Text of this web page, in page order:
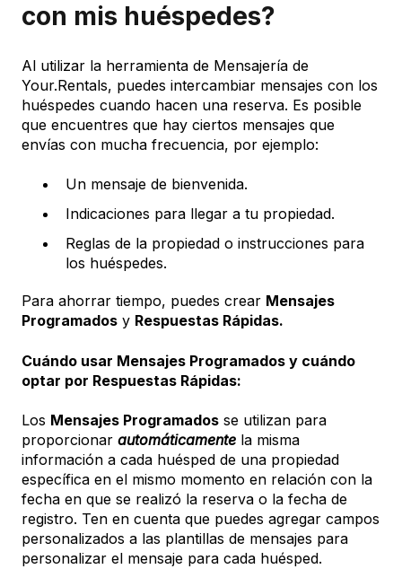
con mis huéspedes?
Al utilizar la herramienta de Mensajería de
Your.Rentals, puedes intercambiar mensajes con los
huéspedes cuando hacen una reserva. Es posible
que encuentres que hay ciertos mensajes que
envías con mucha frecuencia, por ejemplo:
Un mensaje de bienvenida.
Indicaciones para llegar a tu propiedad.
Reglas de la propiedad o instrucciones para
los huéspedes.
Para ahorrar tiempo, puedes crear Mensajes
Programados y Respuestas Rápidas.
Cuándo usar Mensajes Programados y cuándo
optar por Respuestas Rápidas:
Los Mensajes Programados se utilizan para
proporcionar automáticamente la misma
información a cada huésped de una propiedad
específica en el mismo momento en relación con la
fecha en que se realizó la reserva o la fecha de
registro. Ten en cuenta que puedes agregar campos
personalizados a las plantillas de mensajes para
personalizar el mensaje para cada huésped.